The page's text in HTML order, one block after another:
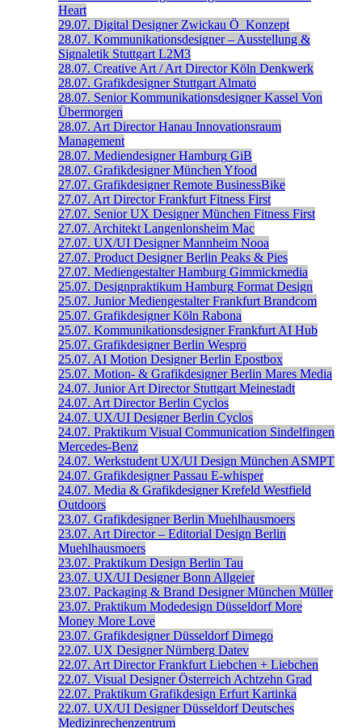
Heart
29.07. Digital Designer Zwickau Ö_Konzept
28.07. Kommunikationsdesigner – Ausstellung &
Signaletik Stuttgart L2M3
28.07. Creative Art / Art Director Köln Denkwerk
28.07. Grafikdesigner Stuttgart Almato
28.07. Senior Kommunikations­designer Kassel Von
Übermorgen
28.07. Art Director Hanau Innovationsraum
Management
28.07. Mediendesigner Hamburg GiB
28.07. Grafikdesigner München Yfood
27.07. Grafikdesigner Remote BusinessBike
27.07. Art Director Frankfurt Fitness First
27.07. Senior UX Designer München Fitness First
27.07. Architekt Langenlonsheim Mac
27.07. UX/UI Designer Mannheim Nooa
27.07. Product Designer Berlin Peaks & Pies
27.07. Mediengestalter Hamburg Gimmickmedia
25.07. Designpraktikum Hamburg Format Design
25.07. Junior Mediengestalter Frankfurt Brandcom
25.07. Grafikdesigner Köln Rabona
25.07. Kommunikationsdesigner Frankfurt AI Hub
25.07. Grafikdesigner Berlin Wespro
25.07. AI Motion Designer Berlin Epostbox
25.07. Motion- & Grafikdesigner Berlin Mares Media
24.07. Junior Art Director Stuttgart Meinestadt
24.07. Art Director Berlin Cyclos
24.07. UX/UI Designer Berlin Cyclos
24.07. Praktikum Visual Communication Sindelfingen
Mercedes-Benz
24.07. Werkstudent UX/UI Design München ASMPT
24.07. Grafikdesigner Passau E-whisper
24.07. Media & Grafikdesigner Krefeld Westfield
Outdoors
23.07. Grafikdesigner Berlin Muehlhausmoers
23.07. Art Director – Editorial Design Berlin
Muehlhausmoers
23.07. Praktikum Design Berlin Tau
23.07. UX/UI Designer Bonn Allgeier
23.07. Packaging & Brand Designer München Müller
23.07. Praktikum Modedesign Düsseldorf More
Money More Love
23.07. Grafikdesigner Düsseldorf Dimego
22.07. UX Designer Nürnberg Datev
22.07. Art Director Frankfurt Liebchen + Liebchen
22.07. Visual Designer Österreich Achtzehn Grad
22.07. Praktikum Grafikdesign Erfurt Kartinka
22.07. UX/UI Designer Düsseldorf Deutsches
Medizinrechenzentrum